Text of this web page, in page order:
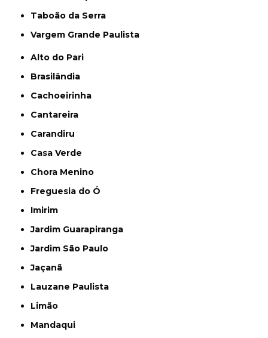
Taboão da Serra
Vargem Grande Paulista
Alto do Pari
Brasilândia
Cachoeirinha
Cantareira
Carandiru
Casa Verde
Chora Menino
Freguesia do Ó
Imirim
Jardim Guarapiranga
Jardim São Paulo
Jaçanã
Lauzane Paulista
Limão
Mandaqui